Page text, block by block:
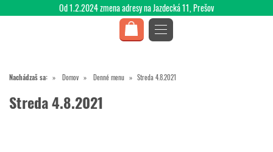
Nachádzaš sa: Domov Denné menu Streda 4.8.2021
Streda 4.8.2021
Od 1.2.2024 zmena adresy na Jazdecká 11, Prešov